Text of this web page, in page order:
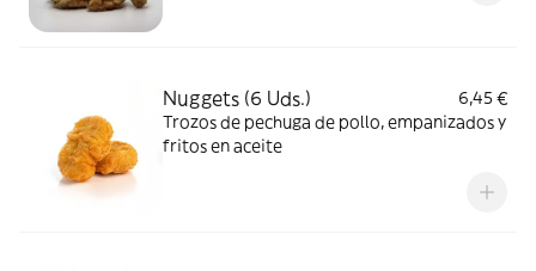
Nuggets (6 Uds.)
6,45 €
Trozos de pechuga de pollo, empanizados y
fritos en aceite